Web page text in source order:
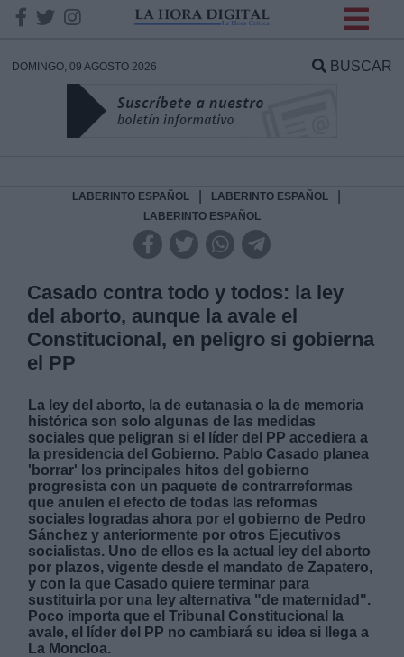
DOMINGO, 09 AGOSTO 2026 BUSCAR
LABERINTO ESPAÑOL LABERINTO ESPAÑOL
LABERINTO ESPAÑOL
Casado contra todo y todos: la ley
del aborto, aunque la avale el
Constitucional, en peligro si gobierna
el PP
La ley del aborto, la de eutanasia o la de memoria
histórica son solo algunas de las medidas
sociales que peligran si el líder del PP accediera a
la presidencia del Gobierno. Pablo Casado planea
'borrar' los principales hitos del gobierno
progresista con un paquete de contrarreformas
que anulen el efecto de todas las reformas
sociales logradas ahora por el gobierno de Pedro
Sánchez y anteriormente por otros Ejecutivos
socialistas. Uno de ellos es la actual ley del aborto
por plazos, vigente desde el mandato de Zapatero,
y con la que Casado quiere terminar para
sustituirla por una ley alternativa "de maternidad".
Poco importa que el Tribunal Constitucional la
avale, el líder del PP no cambiará su idea si llega a
La Moncloa.
DATOS
Responsable:
Destinatarios:
Derechos:
link
Información adicional
link